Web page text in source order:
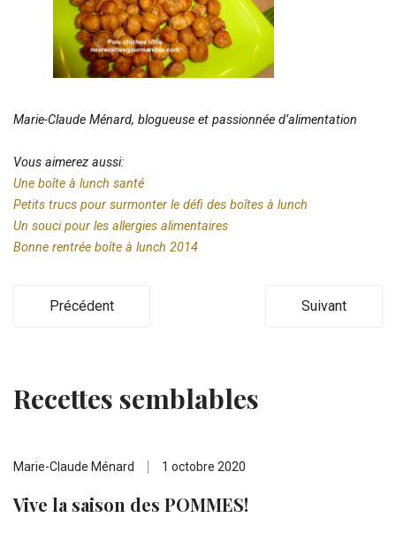
Marie-Claude Ménard, blogueuse et passionnée d’alimentation
Vous aimerez aussi:
Une boîte à lunch santé
Petits trucs pour surmonter le défi des boîtes à lunch
Un souci pour les allergies alimentaires
Bonne rentrée boîte à lunch 2014
Précédent Suivant
Recettes semblables
Vive la saison des POMMES!
Marie-Claude Ménard 1 octobre 2020